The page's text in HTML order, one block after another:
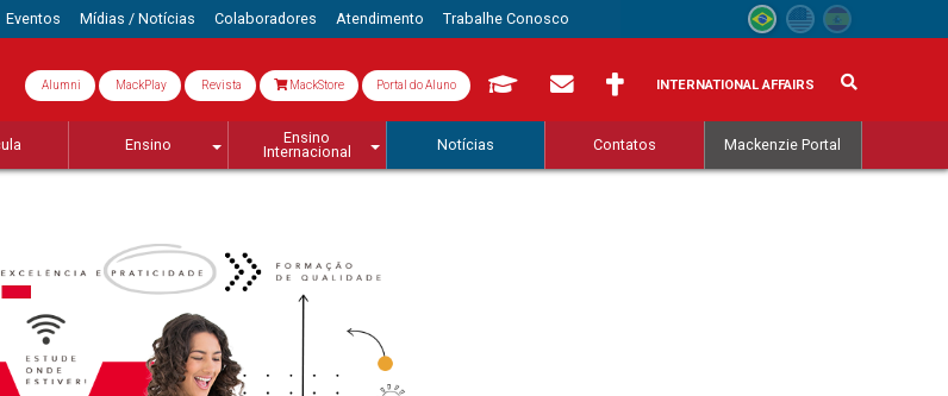
Eventos Mídias / Notícias Colaboradores Atendimento Trabalhe Conosco
Alumni MackPlay Revista MackStore Portal do Aluno INTERNATIONAL AFFAIRS
Ensino
Ensino
Internacional
Notícias Contatos Mackenzie Portal